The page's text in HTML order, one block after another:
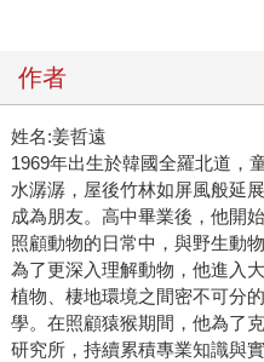
作者
姓名:姜哲遠
1969年出生於韓國全羅北道，
水潺潺，屋後竹林如屏風般延
成為朋友。高中畢業後，他開
照顧動物的日常中，與野生動
為了更深入理解動物，他進入
植物、棲地環境之間密不可分
學。在照顧猿猴期間，他為了
研究所，持續累積專業知識與實